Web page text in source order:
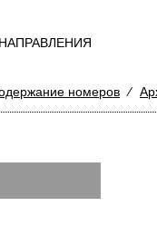
номеров ⁄